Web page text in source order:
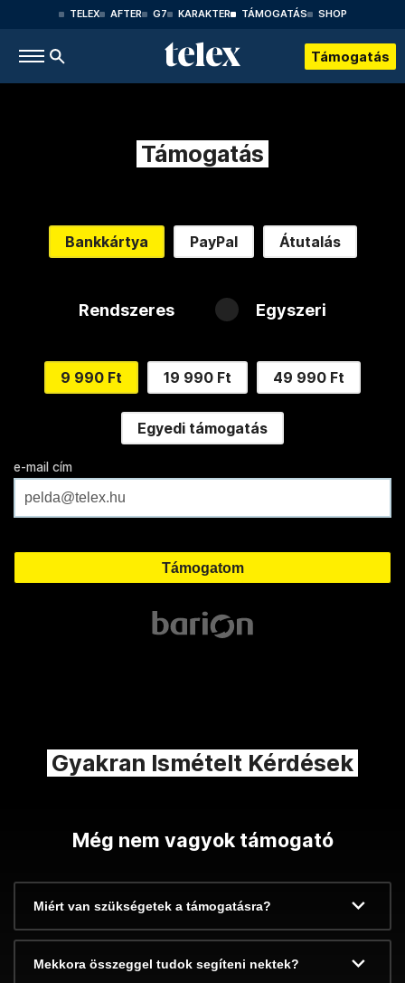
TELEX AFTER G7 KARAKTER TÁMOGATÁS SHOP
Támogatás
Támogatás
Bankkártya PayPal Átutalás
Rendszeres Egyszeri
9 990 Ft 19 990 Ft 49 990 Ft
Egyedi támogatás
e-mail cím
Gyakran Ismételt Kérdések
Még nem vagyok támogató
Miért van szükségetek a támogatásra?
Mekkora összeggel tudok segíteni nektek?